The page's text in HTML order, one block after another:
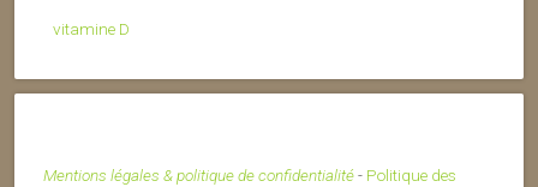
vitamine D
Mentions légales & politique de confidentialité- Politique des